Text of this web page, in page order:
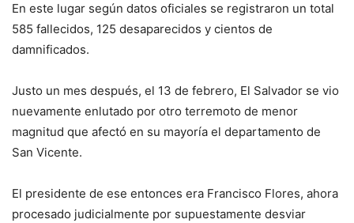
En este lugar según datos oficiales se registraron un total
585 fallecidos, 125 desaparecidos y cientos de
damnificados.
Justo un mes después, el 13 de febrero, El Salvador se vio
nuevamente enlutado por otro terremoto de menor
magnitud que afectó en su mayoría el departamento de
San Vicente.
El presidente de ese entonces era Francisco Flores, ahora
procesado judicialmente por supuestamente desviar